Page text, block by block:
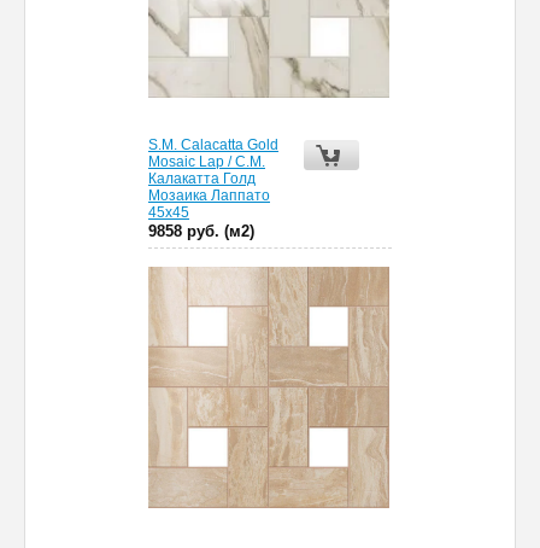
S.M. Calacatta Gold
Mosaic Lap / С.М.
Калакатта Голд
Мозаика Лаппато
45x45
9858 руб. (м2)